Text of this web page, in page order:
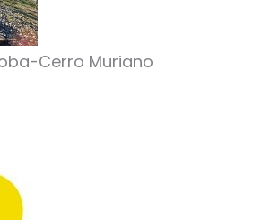
Cerro Muriano